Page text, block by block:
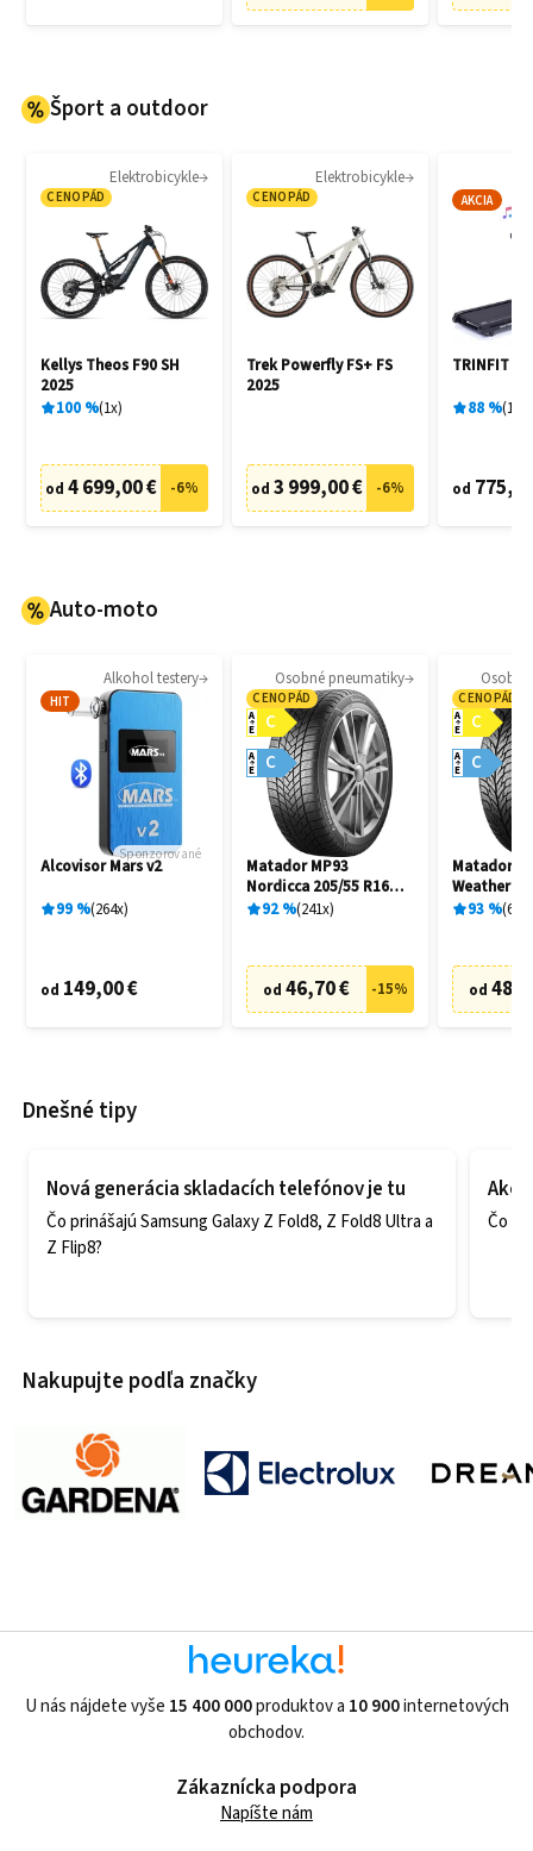
Šport a outdoor
Elektrobicykle
CENOPÁD
Kellys Theos F90 SH
2025
100% 1x
od 4 699,00 € -6%
Elektrobicykle
CENOPÁD
Trek Powerfly FS+ FS
2025
od 3 999,00 € -6%
AKCIA
TRINFIT
88% 15
od
Auto-moto
Alkohol testery
HIT
Sponzorované
Alcovisor Mars v2
99% 264x
od 149,00 €
Osobné pneumatiky
CENOPÁD
C
A
E
C
A
E
Matador MP93
Nordicca 205/55 R16
91H
92% 241x
od 46,70 € -15%
CENOPÁD
C
A
E
C
A
E
Matador
Weather
R16 91H
93% 69
od
Dnešné tipy
Nová generácia skladacích telefónov je tu
Čo prinášajú Samsung Galaxy Z Fold8, Z Fold8 Ultra a
Z Flip8?
Ako
Čo
Nakupujte podľa značky
U nás nájdete vyše 15 400 000produktov a 10 900internetových
obchodov.
Zákaznícka podpora
Napíšte nám